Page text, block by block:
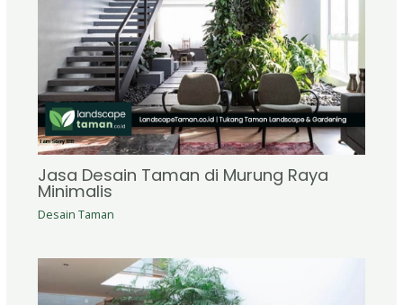
Jasa Desain Taman di Murung Raya
Minimalis
Desain Taman